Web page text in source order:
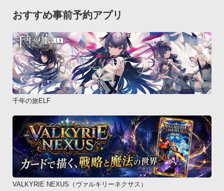
おすすめ事前予約アプリ
千年の旅ELF
VALKYRIE NEXUS（ヴァルキリーネクサス）